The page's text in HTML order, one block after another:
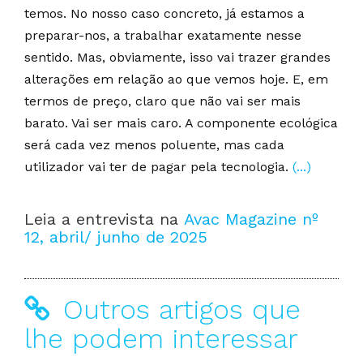
temos. No nosso caso concreto, já estamos a
preparar-nos, a trabalhar exatamente nesse
sentido. Mas, obviamente, isso vai trazer grandes
alterações em relação ao que vemos hoje. E, em
termos de preço, claro que não vai ser mais
barato. Vai ser mais caro. A componente ecológica
será cada vez menos poluente, mas cada
utilizador vai ter de pagar pela tecnologia. (...)
Leia a entrevista na Avac Magazine nº
12, abril/ junho de 2025
Outros artigos que
lhe podem interessar